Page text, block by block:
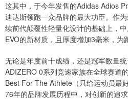
这其中，于今年发售的Adidas Adios
迪达斯领跑一众品牌的最大功臣。作
续前代颠覆性轻量化设计的基础上，
EVO的新材质，且厚度增加3毫米，为
无论是年度前十成绩，还是冠军数量
ADIZERO 0系列竞速家族在全球赛道
Best For The Athlete（只给运动员最
76年的品牌发展历程中，对创新的追求